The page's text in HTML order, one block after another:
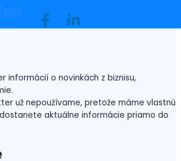
informácií o novinkách z biznisu,
už nepoužívame, pretože máme vlastnú
aktuálne informácie priamo do